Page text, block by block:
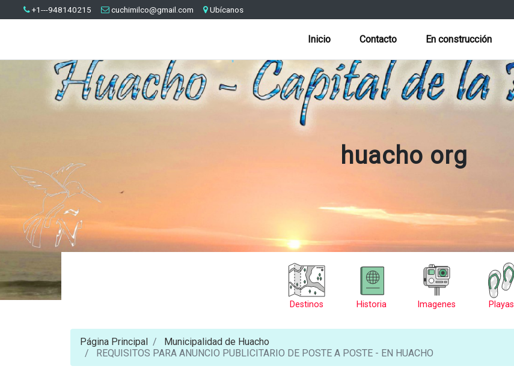
+1---948140215 cuchimilco@gmail.com Ubícanos
Inicio Contacto En construcción
huacho org
Destinos Historia Imagenes Playas
Página Principal
Municipalidad de Huacho
REQUISITOS PARA ANUNCIO PUBLICITARIO DE POSTE A POSTE - EN HUACHO